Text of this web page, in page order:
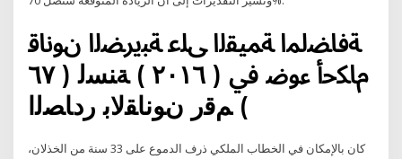
ﺔﻓﺎﻀﳌﺍ ﺔﻤﻴﻘﻟﺍ ﻰﻠﻋ ﺔﺒﻳﺮﻀﻟﺍ ﻥﻮﻧﺎﻗ
ﻡﺎﻜﺣﺃ ءﻮﺿ ﰲ ( ٢٠١٦ ) ﺔﻨﺴﻟ ( ٦٧
) ﻢﻗﺭ ﻥﻮﻧﺎﻘﻟﺎﺑ ﺭﺩﺎﺼﻟﺍ
كان بالإمكان في الخطاب الملكي ذرف الدموع على 33 سنة من الخذلان،